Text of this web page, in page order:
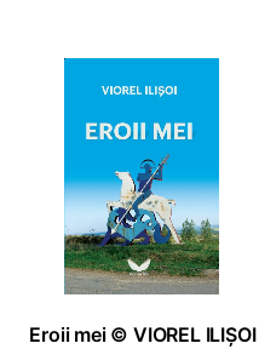
ADAUGĂ ÎN COȘ
Eroii mei © VIOREL ILIȘOI